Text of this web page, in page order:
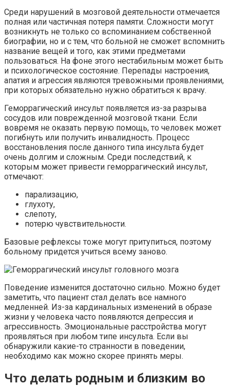
Среди нарушений в мозговой деятельности отмечается
полная или частичная потеря памяти. Сложности могут
возникнуть не только со вспоминанием собственной
биографии, но и с тем, что больной не сможет вспомнить
название вещей и того, как этими предметами
пользоваться. На фоне этого нестабильным может быть
и психологическое состояние. Перепады настроения,
апатия и агрессия являются тревожными проявлениями,
при которых обязательно нужно обратиться к врачу.
Геморрагический инсульт появляется из-за разрыва
сосудов или поврежденной мозговой ткани. Если
вовремя не оказать первую помощь, то человек может
погибнуть или получить инвалидность. Процесс
восстановления после данного типа инсульта будет
очень долгим и сложным. Среди последствий, к
которым может привести геморрагический инсульт,
отмечают:
парализацию,
глухоту,
слепоту,
потерю чувствительности.
Базовые рефлексы тоже могут притупиться, поэтому
больному придется учиться всему заново.
Поведение изменится достаточно сильно. Можно будет
заметить, что пациент стал делать все намного
медленней. Из-за кардинальных изменений в образе
жизни у человека часто появляются депрессия и
агрессивность. Эмоциональные расстройства могут
проявляться при любом типе инсульта. Если вы
обнаружили какие-то странности в поведении,
необходимо как можно скорее принять меры.
Что делать родным и близким во